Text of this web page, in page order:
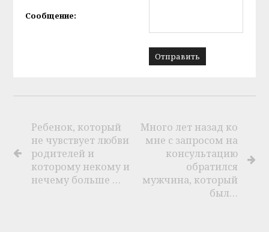
Сообщение:
Ребенок, который
не чувствует любви
родителей и
которому некому и
нечему больше …
Много лет назад ко
мне с запросом на
консультацию
обратился
мужчина, который
был…